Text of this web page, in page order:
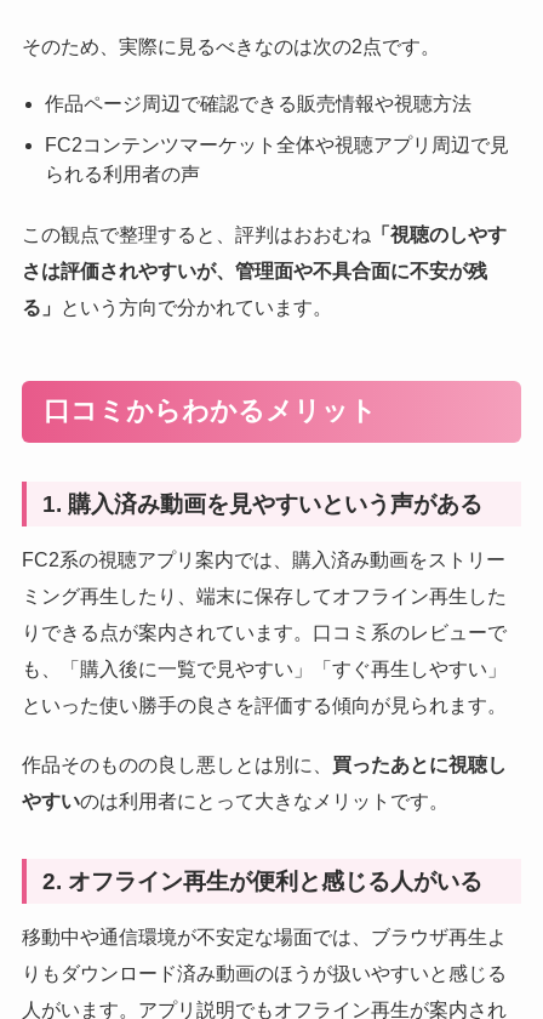
そのため、実際に見るべきなのは次の2点です。
作品ページ周辺で確認できる販売情報や視聴方法
FC2コンテンツマーケット全体や視聴アプリ周辺で見
られる利用者の声
この観点で整理すると、評判はおおむね 「視聴のしやす
さは評価されやすいが、管理面や不具合面に不安が残
る」
という方向で分かれています。
口コミからわかるメリット
1. 購入済み動画を見やすいという声がある
FC2系の視聴アプリ案内では、購入済み動画をストリー
ミング再生したり、端末に保存してオフライン再生した
りできる点が案内されています。口コミ系のレビューで
も、「購入後に一覧で見やすい」「すぐ再生しやすい」
といった使い勝手の良さを評価する傾向が見られます。
作品そのものの良し悪しとは別に、 買ったあとに視聴し
やすいのは利用者にとって大きなメリットです。
2. オフライン再生が便利と感じる人がいる
移動中や通信環境が不安定な場面では、ブラウザ再生よ
りもダウンロード済み動画のほうが扱いやすいと感じる
人がいます。アプリ説明でもオフライン再生が案内され